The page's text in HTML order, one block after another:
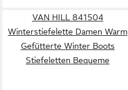
VAN HILL 841504
Winterstiefelette Damen Warm
Gefütterte Winter Boots
Stiefeletten Bequeme